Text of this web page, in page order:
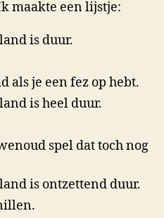
maakte een lijstje:
is duur.
als je een fez op hebt.
is heel duur.
spel dat toch nog
is ontzettend duur.